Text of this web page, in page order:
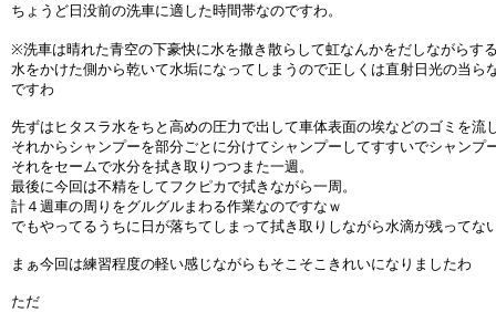
ちょうど日没前の洗車に適した時間帯なのですわ。
※洗車は晴れた青空の下豪快に水を撒き散らして虹なんかをだしながらす
水をかけた側から乾いて水垢になってしまうので正しくは直射日光の当ら
ですわ
先ずはヒタスラ水をちと高めの圧力で出して車体表面の埃などのゴミを流
それからシャンプーを部分ごとに分けてシャンプーしてすすいでシャンプ
それをセームで水分を拭き取りつつまた一週。
最後に今回は不精をしてフクピカで拭きながら一周。
計４週車の周りをグルグルまわる作業なのですなｗ
でもやってるうちに日が落ちてしまって拭き取りしながら水滴が残ってな
まぁ今回は練習程度の軽い感じながらもそこそこきれいになりましたわ
ただ